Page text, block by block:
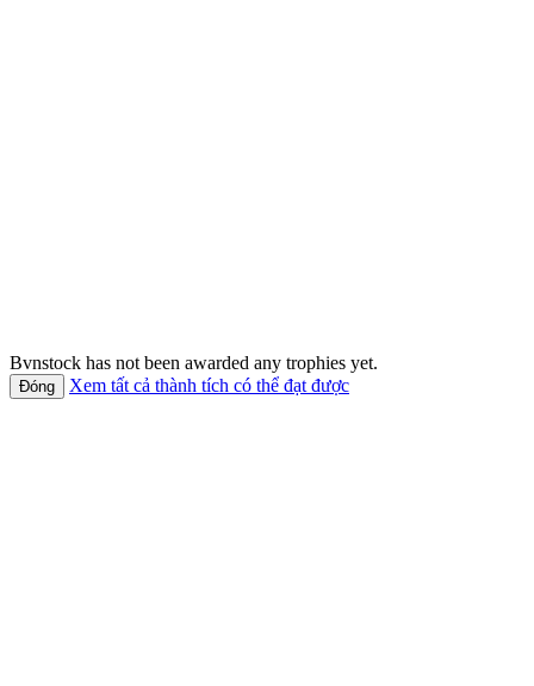
Bvnstock has not been awarded any trophies yet.
Xem tất cả thành tích có thể đạt được